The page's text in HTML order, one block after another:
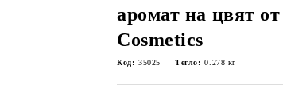
аромат на цвят
Cosmetics
Код: 35025 Тегло: 0.278 кг